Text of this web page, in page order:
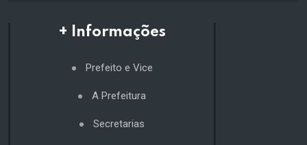
+ Informações
Prefeito e Vice
A Prefeitura
Secretarias